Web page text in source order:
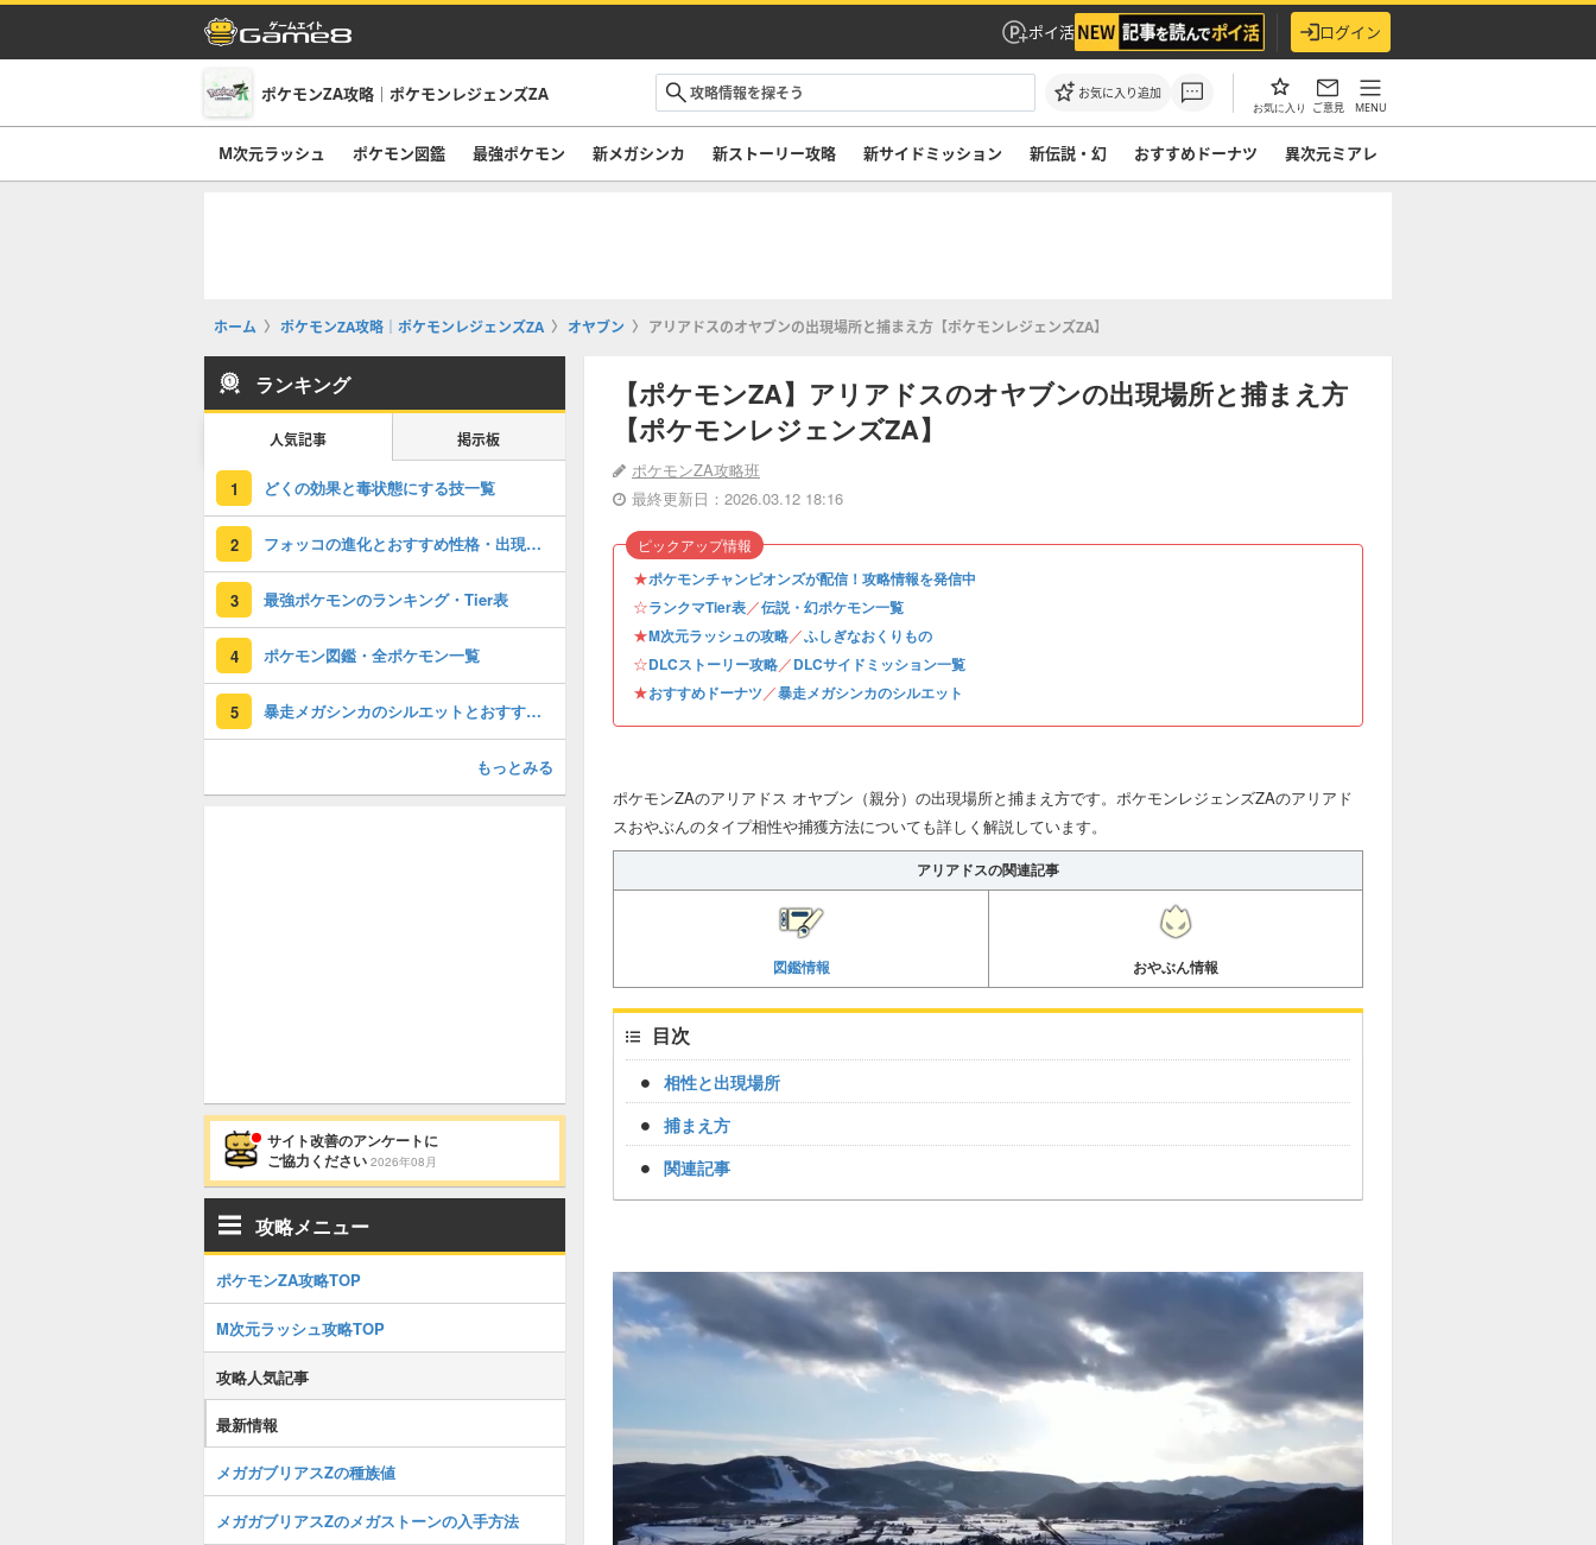
ポイ活 ログイン
ポケモンZA攻略｜ポケモンレジェンズZA お気に入り追加
お気に入り ご意見 MENU
M次元ラッシュ ポケモン図鑑 最強ポケモン 新メガシンカ 新ストーリー攻略 新サイドミッション 新伝説・幻 おすすめドーナツ 異次元ミアレ
ホーム ポケモンZA攻略｜ポケモンレジェンズZA オヤブン アリアドスのオヤブンの出現場所と捕まえ方【ポケモンレジェンズZA】
【ポケモンZA】アリアドスのオヤブンの出現場所と捕まえ方
【ポケモンレジェンズZA】
ポケモンZA攻略班
最終更新日：2026.03.12 18:16
★ポケモンチャンピオンズが配信！攻略情報を発信中
☆ランクマTier表／伝説・幻ポケモン一覧
★M次元ラッシュの攻略／ふしぎなおくりもの
☆DLCストーリー攻略／DLCサイドミッション一覧
★おすすめドーナツ／暴走メガシンカのシルエット
ピックアップ情報
ポケモンZAのアリアドス オヤブン（親分）の出現場所と捕まえ方です。ポケモンレジェンズZAのアリアド
スおやぶんのタイプ相性や捕獲方法についても詳しく解説しています。
アリアドスの関連記事
図鑑情報 おやぶん情報
目次
相性と出現場所
捕まえ方
関連記事
ランキング
人気記事 掲示板
1 どくの効果と毒状態にする技一覧
2 フォッコの進化とおすすめ性格・出現場所
3 最強ポケモンのランキング・Tier表
4 ポケモン図鑑・全ポケモン一覧
5 暴走メガシンカのシルエットとおすすめポケモン
もっとみる
サイト改善のアンケートに
ご協力ください 2026年08月
攻略メニュー
ポケモンZA攻略TOP
M次元ラッシュ攻略TOP
攻略人気記事
最新情報
メガガブリアスZの種族値
メガガブリアスZのメガストーンの入手方法